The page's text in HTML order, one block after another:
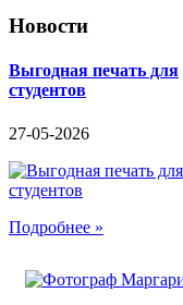
Новости
Выгодная печать для
студентов
27-05-2026
Подробнее »